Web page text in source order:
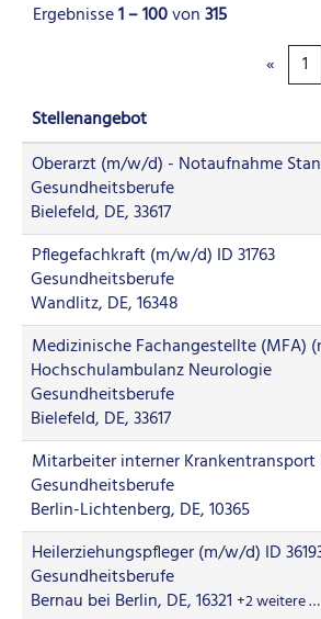
Ergebnisse1 – 100von315
«
1
Stellenangebot
Oberarzt (m/w/d) - Notaufnahme
Gesundheitsberufe
Bielefeld, DE, 33617
Pflegefachkraft (m/w/d) ID 31763
Gesundheitsberufe
Wandlitz, DE, 16348
Medizinische Fachangestellte (MFA)
Hochschulambulanz Neurologie
Gesundheitsberufe
Bielefeld, DE, 33617
Mitarbeiter interner
Gesundheitsberufe
Berlin-Lichtenberg, DE, 10365
Heilerziehungspfleger (m/w/d) ID
Gesundheitsberufe
Bernau bei Berlin, DE, 16321 +2 weitere …